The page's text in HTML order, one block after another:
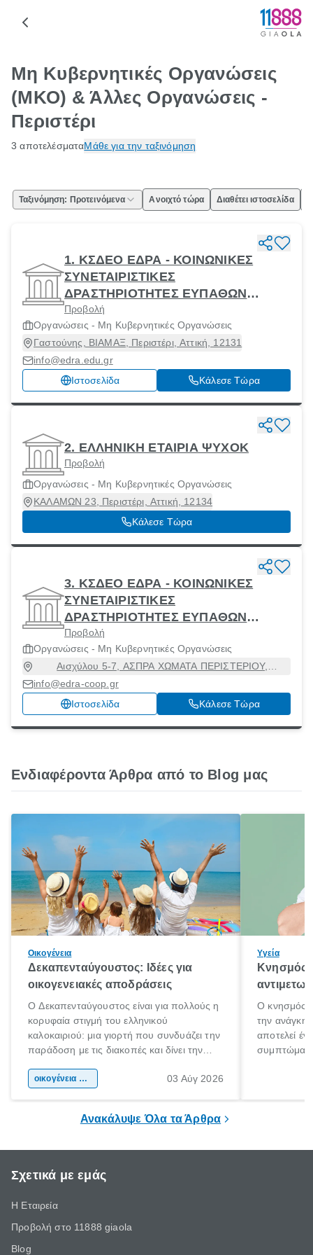
Μη Κυβερνητικές Οργανώσεις
(ΜΚΟ) & Άλλες Οργανώσεις -
Περιστέρι
3 αποτελέσματαΜάθε για την ταξινόμηση
Ταξινόμηση: Προτεινόμενα Ανοιχτό τώρα Διαθέτει ιστοσελίδα
1. ΚΣΔΕΟ ΕΔΡΑ - ΚΟΙΝΩΝΙΚΕΣ
ΣΥΝΕΤΑΙΡΙΣΤΙΚΕΣ
ΔΡΑΣΤΗΡΙΟΤΗΤΕΣ ΕΥΠΑΘΩΝ
ΟΜΑΔΩΝ
Προβολή
Οργανώσεις - Μη Κυβερνητικές Οργανώσεις
Γαστούνης, ΒΙΑΜΑΞ, Περιστέρι, Αττική, 12131
info@edra.edu.gr
Ιστοσελίδα
Κάλεσε Τώρα
2. ΕΛΛΗΝΙΚΗ ΕΤΑΙΡΙΑ ΨΥΧΟΚ
Προβολή
Οργανώσεις - Μη Κυβερνητικές Οργανώσεις
ΚΑΛΑΜΩΝ 23, Περιστέρι, Αττική, 12134
Κάλεσε Τώρα
3. ΚΣΔΕΟ ΕΔΡΑ - ΚΟΙΝΩΝΙΚΕΣ
ΣΥΝΕΤΑΙΡΙΣΤΙΚΕΣ
ΔΡΑΣΤΗΡΙΟΤΗΤΕΣ ΕΥΠΑΘΩΝ
ΟΜΑΔΩΝ
Προβολή
Οργανώσεις - Μη Κυβερνητικές Οργανώσεις
Αισχύλου 5-7, ΑΣΠΡΑ ΧΩΜΑΤΑ ΠΕΡΙΣΤΕΡΙΟΥ,
Περιστέρι, Αττική, 12137
info@edra-coop.gr
Ιστοσελίδα
Κάλεσε Τώρα
Ενδιαφέροντα Άρθρα από το Blog μας
Οικογένεια
Δεκαπενταύγουστος: Ιδέες για
οικογενειακές αποδράσεις
Ο Δεκαπενταύγουστος είναι για πολλούς η
κορυφαία στιγμή του ελληνικού
καλοκαιριού: μια γιορτή που συνδυάζει την
παράδοση με τις διακοπές και δίνει την
χώρας. Είτε πρόκειται για λίγες μέρες
οικογένεια & παιδί 03 Αύγ 2026
Υγεία
Κνησμός:
Ο κνησμός
την ανάγκη
αποτελεί
Ανακάλυψε Όλα τα Άρθρα
Σχετικά με εμάς
Η Εταιρεία
Προβολή στο 11888 giaola
Blog